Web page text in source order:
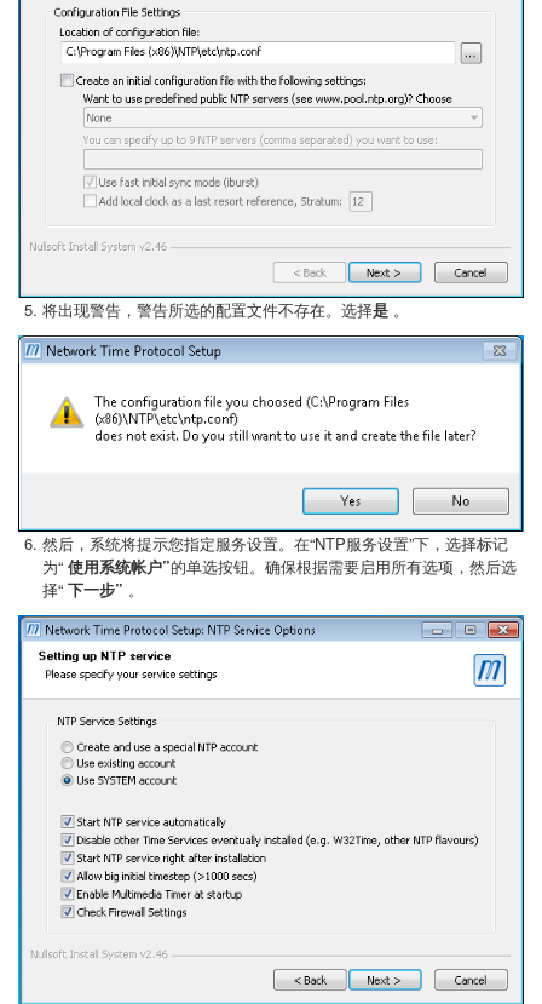
将出现警告，警告所选的配置文件不存在。选择是 。
然后，系统将提示您指定服务设置。在“NTP服务设置”下，选择标记
为“ 使用系统帐户”的单选按钮。确保根据需要启用所有选项，然后选
择“ 下一步” 。